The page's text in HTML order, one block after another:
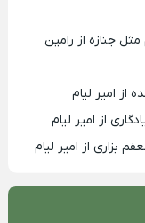
جنازه از رامین
از امیر لیام
از امیر لیام
بزاری از امیر لیام